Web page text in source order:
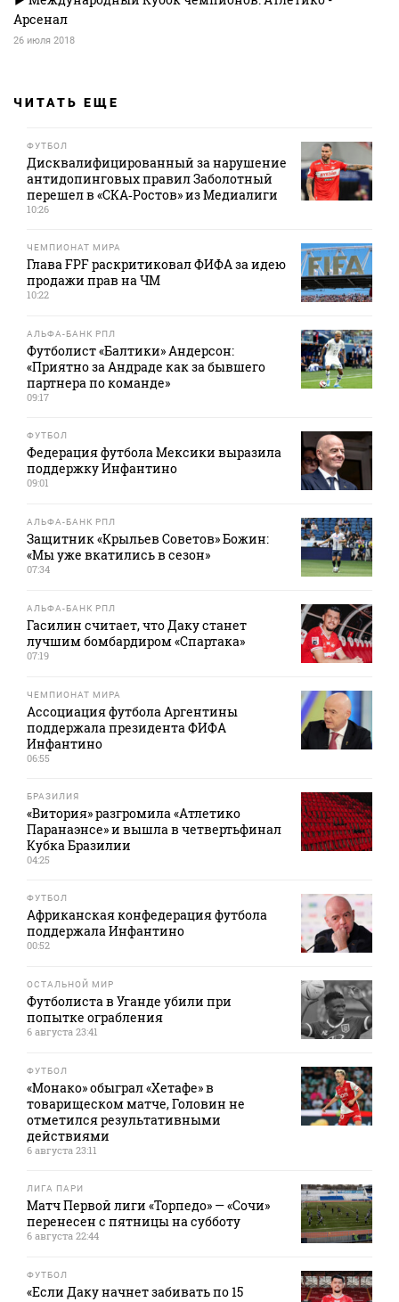
Арсенал
26 июля 2018
ЧИТАТЬ ЕЩЕ
ФУТБОЛ
Дисквалифицированный за нарушение
антидопинговых правил Заболотный
перешел в «СКА‑Ростов» из Медиалиги
10:26
ЧЕМПИОНАТ МИРА
Глава FPF раскритиковал ФИФА за идею
продажи прав на ЧМ
10:22
АЛЬФА-БАНК РПЛ
Футболист «Балтики» Андерсон:
«Приятно за Андраде как за бывшего
партнера по команде»
09:17
ФУТБОЛ
Федерация футбола Мексики выразила
поддержку Инфантино
09:01
АЛЬФА-БАНК РПЛ
Защитник «Крыльев Советов» Божин:
«Мы уже вкатились в сезон»
07:34
АЛЬФА-БАНК РПЛ
Гасилин считает, что Даку станет
лучшим бомбардиром «Спартака»
07:19
ЧЕМПИОНАТ МИРА
Ассоциация футбола Аргентины
поддержала президента ФИФА
Инфантино
06:55
БРАЗИЛИЯ
«Витория» разгромила «Атлетико
Паранаэнсе» и вышла в четвертьфинал
Кубка Бразилии
04:25
ФУТБОЛ
Африканская конфедерация футбола
поддержала Инфантино
00:52
ОСТАЛЬНОЙ МИР
Футболиста в Уганде убили при
попытке ограбления
6 августа 23:41
ФУТБОЛ
«Монако» обыграл «Хетафе» в
товарищеском матче, Головин не
отметился результативными
действиями
6 августа 23:11
ЛИГА ПАРИ
Матч Первой лиги «Торпедо» — «Сочи»
перенесен с пятницы на субботу
6 августа 22:44
ФУТБОЛ
«Если Даку начнет забивать по 15